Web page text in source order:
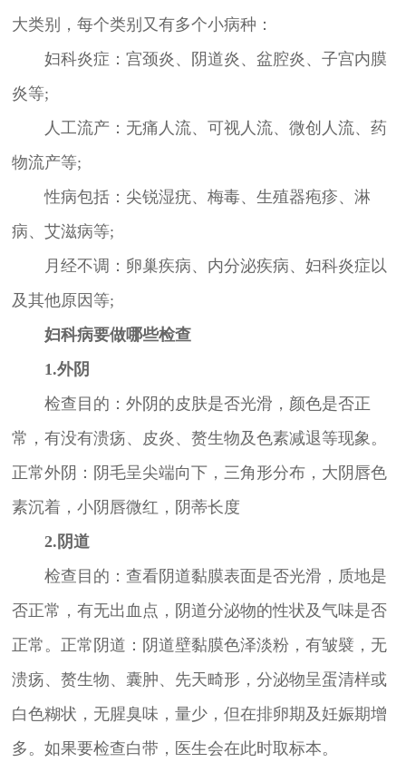
大类别，每个类别又有多个小病种：
妇科炎症：宫颈炎、阴道炎、盆腔炎、子宫内膜
炎等;
人工流产：无痛人流、可视人流、微创人流、药
物流产等;
性病包括：尖锐湿疣、梅毒、生殖器疱疹、淋
病、艾滋病等;
月经不调：卵巢疾病、内分泌疾病、妇科炎症以
及其他原因等;
妇科病要做哪些检查
1.外阴
检查目的：外阴的皮肤是否光滑，颜色是否正
常，有没有溃疡、皮炎、赘生物及色素减退等现象。
正常外阴：阴毛呈尖端向下，三角形分布，大阴唇色
素沉着，小阴唇微红，阴蒂长度
2.阴道
检查目的：查看阴道黏膜表面是否光滑，质地是
否正常，有无出血点，阴道分泌物的性状及气味是否
正常。正常阴道：阴道壁黏膜色泽淡粉，有皱襞，无
溃疡、赘生物、囊肿、先天畸形，分泌物呈蛋清样或
白色糊状，无腥臭味，量少，但在排卵期及妊娠期增
多。如果要检查白带，医生会在此时取标本。